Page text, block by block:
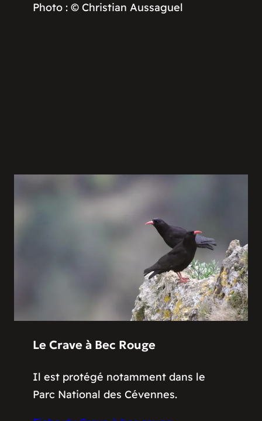
Photo : © Christian Aussaguel
Le Crave à Bec Rouge
Il est protégé notamment dans le
Parc National des Cévennes.